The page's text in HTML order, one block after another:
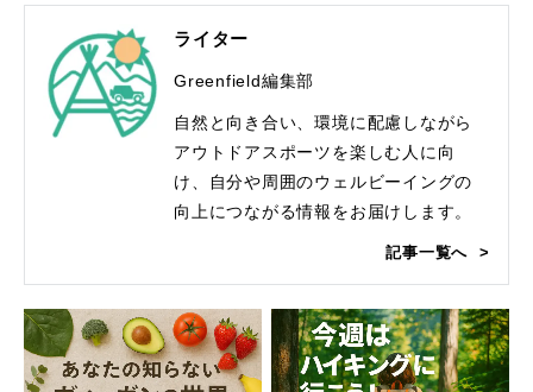
ライター
Greenfield編集部
自然と向き合い、環境に配慮しながら
アウトドアスポーツを楽しむ人に向
け、自分や周囲のウェルビーイングの
向上につながる情報をお届けします。
記事一覧へ